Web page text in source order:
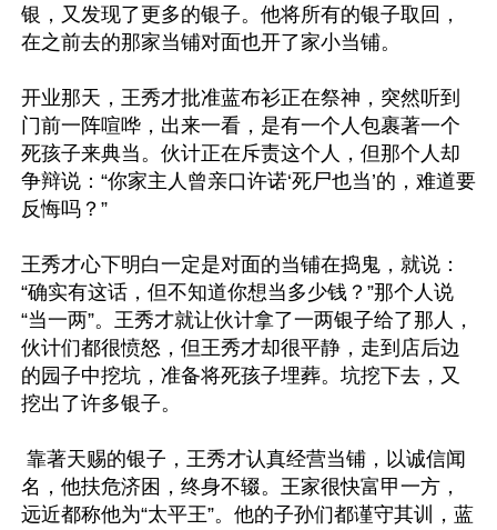
银，又发现了更多的银子。他将所有的银子取回，
在之前去的那家当铺对面也开了家小当铺。
开业那天，王秀才批准蓝布衫正在祭神，突然听到
门前一阵喧哗，出来一看，是有一个人包裹著一个
死孩子来典当。伙计正在斥责这个人，但那个人却
争辩说：“你家主人曾亲口许诺‘死尸也当’的，难道要
反悔吗？”
王秀才心下明白一定是对面的当铺在捣鬼，就说：
“确实有这话，但不知道你想当多少钱？”那个人说
“当一两”。王秀才就让伙计拿了一两银子给了那人，
伙计们都很愤怒，但王秀才却很平静，走到店后边
的园子中挖坑，准备将死孩子埋葬。坑挖下去，又
挖出了许多银子。
名，他扶危济困，终身不辍。王家很快富甲一方，
远近都称他为“太平王”。他的子孙们都谨守其训，蓝